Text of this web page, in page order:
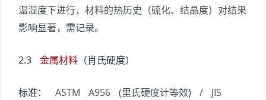
温湿度下进行，材料的热历史（硫化、结晶度）对结果
影响显著，需记录。
2.3 金属材料 （肖氏硬度）
标准：
ASTM A956 (里氏硬度计等效) / JIS